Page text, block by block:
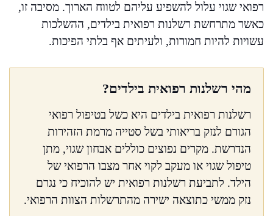
רפואי שגוי עלול להשפיע עליהם לטווח הארוך. מסיבה זו,
כאשר מתרחשת רשלנות רפואית בילדים, ההשלכות
עשויות להיות חמורות, ולעיתים אף בלתי הפיכות.
מהי רשלנות רפואית בילדים?
רשלנות רפואית בילדים היא כשל בטיפול רפואי
הגורם לנזק בריאותי בשל סטייה מרמת הזהירות
הנדרשת. מקרים נפוצים כוללים אבחון שגוי, מתן
טיפול שגוי או מעקב לקוי אחר מצבו הרפואי של
הילד. לתביעת רשלנות רפואית יש להוכיח כי נגרם
נזק ממשי כתוצאה ישירה מהתרשלות הצוות הרפואי.